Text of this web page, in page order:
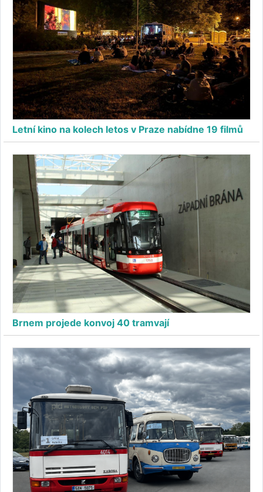
Letní kino na kolech letos v Praze nabídne 19 filmů
Brnem projede konvoj 40 tramvají